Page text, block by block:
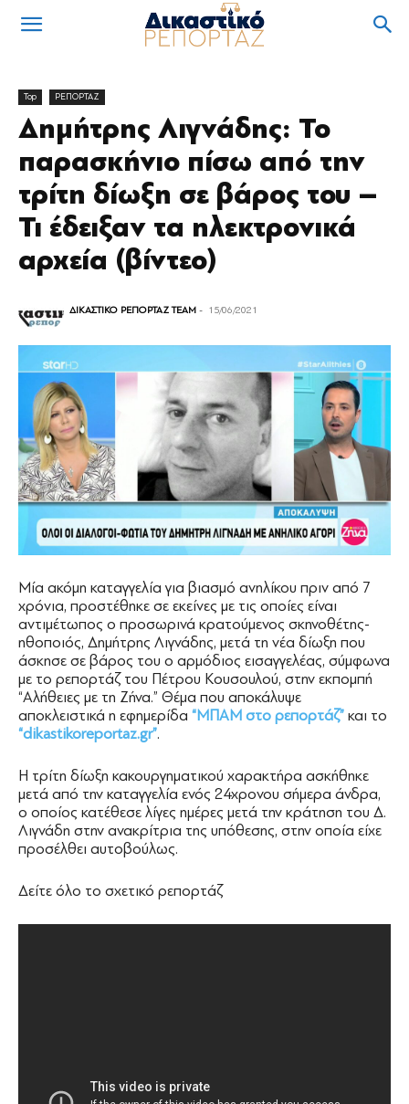
Top ΡΕΠΟΡΤΑΖ
Δημήτρης Λιγνάδης: Το
παρασκήνιο πίσω από την
τρίτη δίωξη σε βάρος του –
Τι έδειξαν τα ηλεκτρονικά
αρχεία (βίντεο)
ΔΙΚΑΣΤΙΚΟ ΡΕΠΟΡΤΑΖ TEAM - 15/06/2021
Μία ακόμη καταγγελία για βιασμό ανηλίκου πριν από 7
χρόνια, προστέθηκε σε εκείνες με τις οποίες είναι
αντιμέτωπος ο προσωρινά κρατούμενος σκηνοθέτης-
ηθοποιός, Δημήτρης Λιγνάδης, μετά τη νέα δίωξη που
άσκησε σε βάρος του ο αρμόδιος εισαγγελέας, σύμφωνα
με το ρεπορτάζ του Πέτρου Κουσουλού, στην εκπομπή
“Αλήθειες με τη Ζήνα.” Θέμα που αποκάλυψε
αποκλειστικά η εφημερίδα “ΜΠΑΜ στο ρεπορτάζ” και το
“dikastikoreportaz.gr”.
Η τρίτη δίωξη κακουργηματικού χαρακτήρα ασκήθηκε
μετά από την καταγγελία ενός 24χρονου σήμερα άνδρα,
ο οποίος κατέθεσε λίγες ημέρες μετά την κράτηση του Δ.
Λιγνάδη στην ανακρίτρια της υπόθεσης, στην οποία είχε
προσέλθει αυτοβούλως.
Δείτε όλο το σχετικό ρεπορτάζ